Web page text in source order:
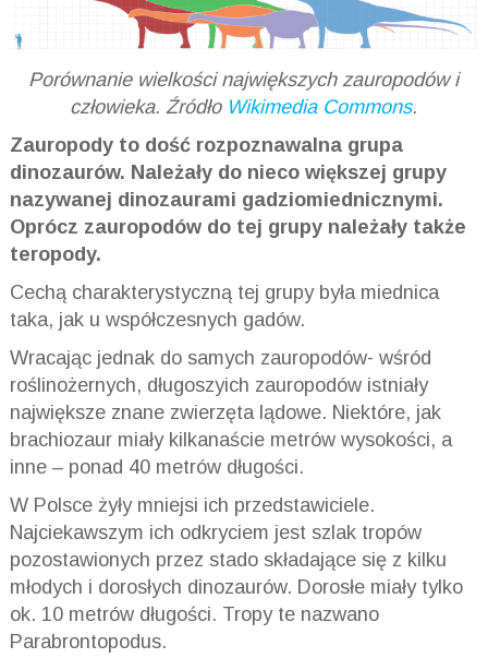
Porównanie wielkości największych zauropodów i
człowieka. Źródło Wikimedia Commons.
Zauropody to dość rozpoznawalna grupa
dinozaurów. Należały do nieco większej grupy
nazywanej dinozaurami gadziomiednicznymi.
Oprócz zauropodów do tej grupy należały także
teropody.
Cechą charakterystyczną tej grupy była miednica
taka, jak u współczesnych gadów.
Wracając jednak do samych zauropodów- wśród
roślinożernych, długoszyich zauropodów istniały
największe znane zwierzęta lądowe. Niektóre, jak
brachiozaur miały kilkanaście metrów wysokości, a
inne – ponad 40 metrów długości.
W Polsce żyły mniejsi ich przedstawiciele.
Najciekawszym ich odkryciem jest szlak tropów
pozostawionych przez stado składające się z kilku
młodych i dorosłych dinozaurów. Dorosłe miały tylko
ok. 10 metrów długości. Tropy te nazwano
Parabrontopodus.